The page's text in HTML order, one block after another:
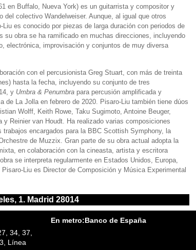
en Buffalo, Nueva York) es un guitarrista y compositor y
del colectivo Wandelweiser. Aunque, al igual que otros
Liu es conocido por piezas de larga duración con periodos de
su obra se ha ramificado en muchas direcciones, incluyendo
electrónica, improvisación y conjuntos de muy diversa
con el percusionista Greg Stuart, con más de treinta
hasta la fecha, incluyendo su conjunto de tres
y Umbra & Penumbra para percusión amplificada y
de La Jolla en febrero de 2020. Pisaro-Liu también tiene dúos
Wolff, Keith Rowe, Taku Sugimoto, Antoine Beuger,
y Reinier van Houdt. Ha realizado varias composiciones
trabajos encargados para la BBC Scottish Symphony, la
de Muzzix. Gran parte de su obra actual adopta la
en colaboración con la cineasta, artista y escritora
se interpreta regularmente en Estados Unidos, Europa,
Liu es Director de Composición y Música Experimental
1. Madrid 28014
34, 37,
Línea
En metro:Banco de España